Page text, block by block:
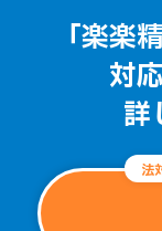
「楽楽
対
詳
法